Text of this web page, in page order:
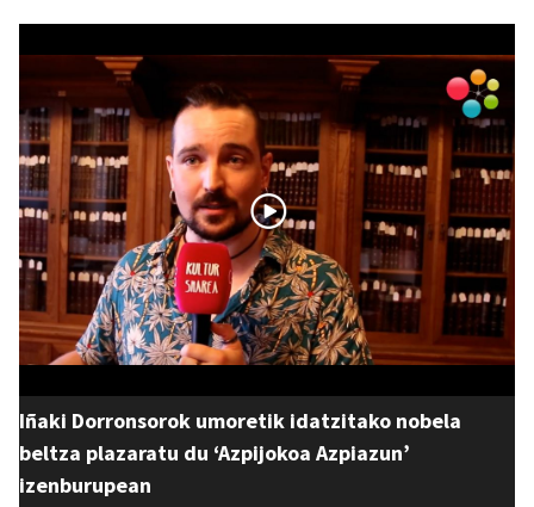
Iñaki Dorronsorok umoretik idatzitako nobela
beltza plazaratu du ‘Azpijokoa Azpiazun’
izenburupean